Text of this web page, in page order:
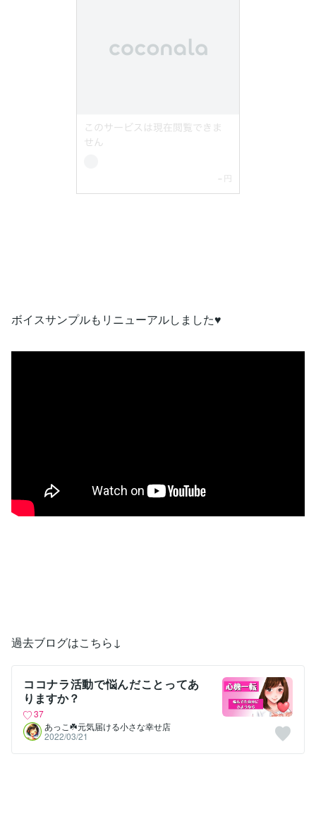
ボイスサンプルもリニューアルしました♥
過去ブログはこちら↓
ココナラ活動で悩んだことってあ
りますか？
37
あっこ☘️元気届ける小さな幸せ店
2022/03/21